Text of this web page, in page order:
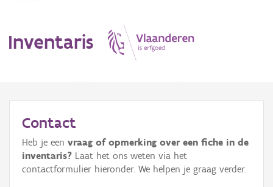
Inventaris
Erfgoedobject
Aanduidingsobject
Contact
Heb je een vraag of opmerking over een fiche in de
inventaris? Laat het ons weten via het
contactformulier hieronder. We helpen je graag verder.